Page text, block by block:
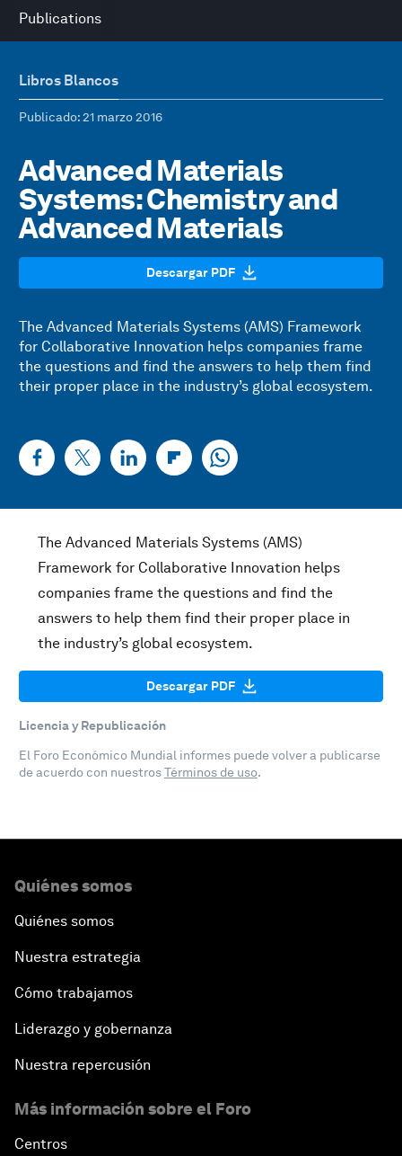
Publications
Libros Blancos
Publicado: 21 marzo 2016
Advanced Materials
Systems: Chemistry and
Advanced Materials
Descargar PDF
The Advanced Materials Systems (AMS) Framework
for Collaborative Innovation helps companies frame
the questions and find the answers to help them find
their proper place in the industry’s global ecosystem.
The Advanced Materials Systems (AMS)
Framework for Collaborative Innovation helps
companies frame the questions and find the
answers to help them find their proper place in
the industry’s global ecosystem.
Descargar PDF
Licencia y Republicación
El Foro Económico Mundial informes puede volver a publicarse
de acuerdo con nuestrosTérminos de uso.
Quiénes somos
Quiénes somos
Nuestra estrategia
Cómo trabajamos
Liderazgo y gobernanza
Nuestra repercusión
Más información sobre el Foro
Centros